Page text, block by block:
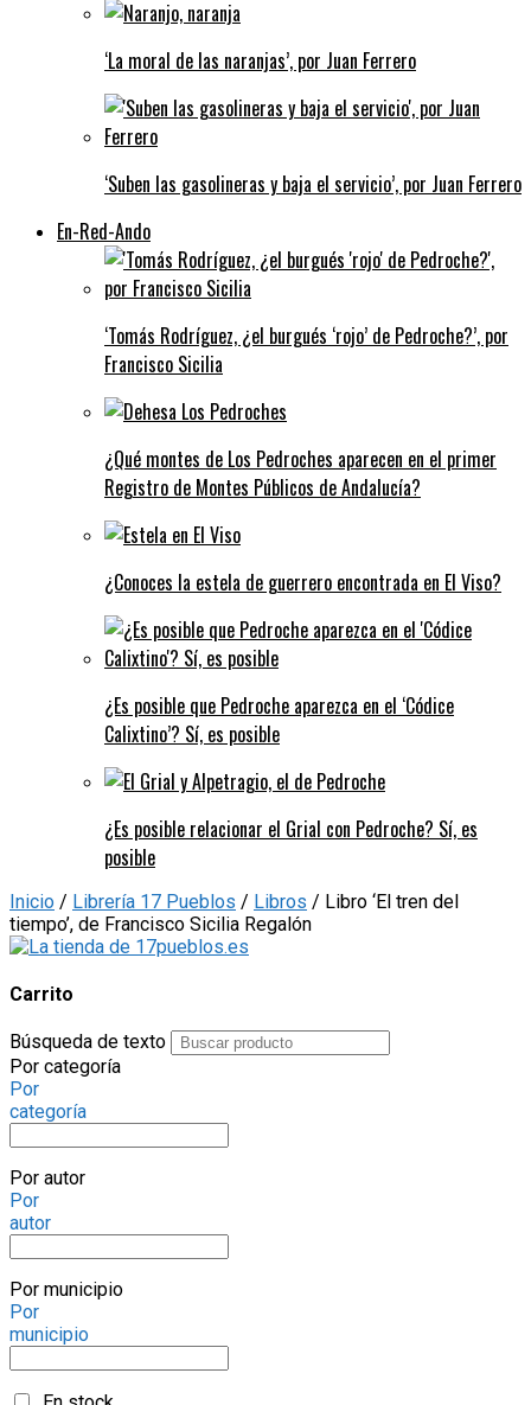
‘La moral de las naranjas’, por Juan Ferrero
‘Suben las gasolineras y baja el servicio’, por Juan Ferrero
En-Red-Ando
‘Tomás Rodríguez, ¿el burgués ‘rojo’ de Pedroche?’, por
Francisco Sicilia
¿Qué montes de Los Pedroches aparecen en el primer
Registro de Montes Públicos de Andalucía?
¿Conoces la estela de guerrero encontrada en El Viso?
¿Es posible que Pedroche aparezca en el ‘Códice
Calixtino’? Sí, es posible
¿Es posible relacionar el Grial con Pedroche? Sí, es
posible
Inicio / Librería 17 Pueblos / Libros / Libro ‘El tren del
tiempo’, de Francisco Sicilia Regalón
Carrito
Búsqueda de texto
Por categoría
Por
categoría
Por autor
Por
autor
Por municipio
Por
municipio